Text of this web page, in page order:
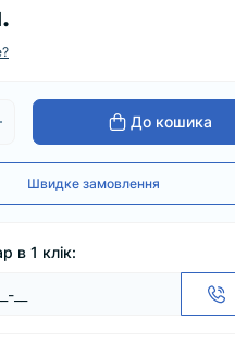
До кошика
Швидке замовлення
в 1 клік: